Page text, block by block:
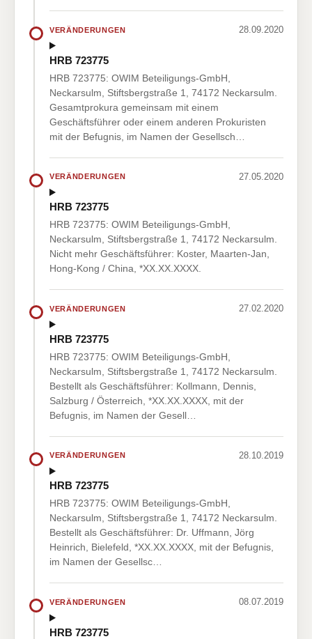
VERÄNDERUNGEN 28.09.2020
HRB 723775
HRB 723775: OWIM Beteiligungs-GmbH,
Neckarsulm, Stiftsbergstraße 1, 74172 Neckarsulm.
Gesamtprokura gemeinsam mit einem
Geschäftsführer oder einem anderen Prokuristen
mit der Befugnis, im Namen der Gesellsch…
VERÄNDERUNGEN 27.05.2020
HRB 723775
HRB 723775: OWIM Beteiligungs-GmbH,
Neckarsulm, Stiftsbergstraße 1, 74172 Neckarsulm.
Nicht mehr Geschäftsführer: Koster, Maarten-Jan,
Hong-Kong / China, *XX.XX.XXXX.
VERÄNDERUNGEN 27.02.2020
HRB 723775
HRB 723775: OWIM Beteiligungs-GmbH,
Neckarsulm, Stiftsbergstraße 1, 74172 Neckarsulm.
Bestellt als Geschäftsführer: Kollmann, Dennis,
Salzburg / Österreich, *XX.XX.XXXX, mit der
Befugnis, im Namen der Gesell…
VERÄNDERUNGEN 28.10.2019
HRB 723775
HRB 723775: OWIM Beteiligungs-GmbH,
Neckarsulm, Stiftsbergstraße 1, 74172 Neckarsulm.
Bestellt als Geschäftsführer: Dr. Uffmann, Jörg
Heinrich, Bielefeld, *XX.XX.XXXX, mit der Befugnis,
im Namen der Gesellsc…
VERÄNDERUNGEN 08.07.2019
HRB 723775